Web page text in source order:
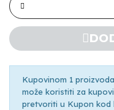
Kupovinom 1
može koristiti za
pretvoriti u Kupon kod